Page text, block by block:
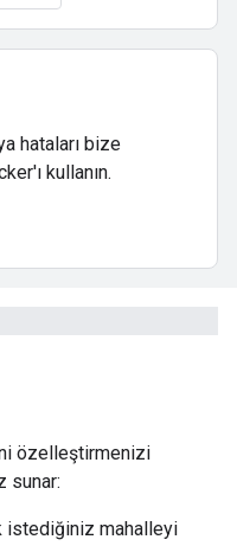
hataları bize
kullanın.
özelleştirmenizi
sunar:
istediğiniz mahalleyi